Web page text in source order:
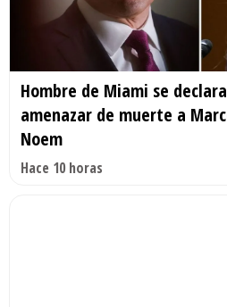
Hombre de Miami se
amenazar de muerte a
Noem
Hace 10 horas